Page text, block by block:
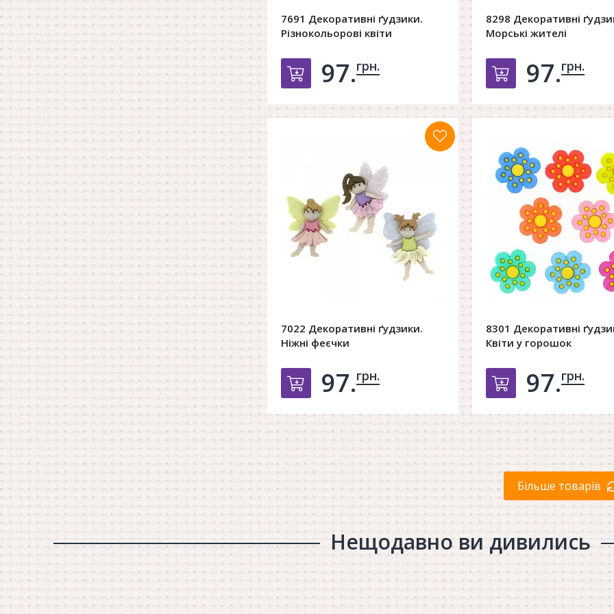
7691 Декоративні ґудзики.
Різнокольорові квіти
Добавить в корзину
97.грн.
8298 Декоративні
Морські жителі
Добавить в
97.грн.
7022 Декоративні ґудзики.
Ніжні феєчки
Добавить в корзину
97.грн.
8301 Декоративні
Квіти у горошок
Добавить в
97.грн.
Більше товарів
Нещодавно ви дивились